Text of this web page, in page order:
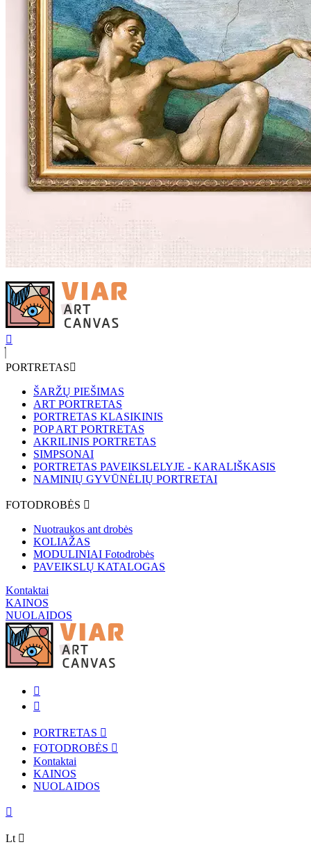
PORTRETAS
ŠARŽŲ PIEŠIMAS
ART PORTRETAS
PORTRETAS KLASIKINIS
POP ART PORTRETAS
AKRILINIS PORTRETAS
SIMPSONAI
PORTRETAS PAVEIKSLELYJE - KARALIŠKASIS
NAMINIŲ GYVŪNĖLIŲ PORTRETAI
FOTODROBĖS
Nuotraukos ant drobės
KOLIAŽAS
MODULINIAI Fotodrobės
PAVEIKSLŲ KATALOGAS
Kontaktai
KAINOS
NUOLAIDOS
PORTRETAS
FOTODROBĖS
Kontaktai
KAINOS
NUOLAIDOS
Lt